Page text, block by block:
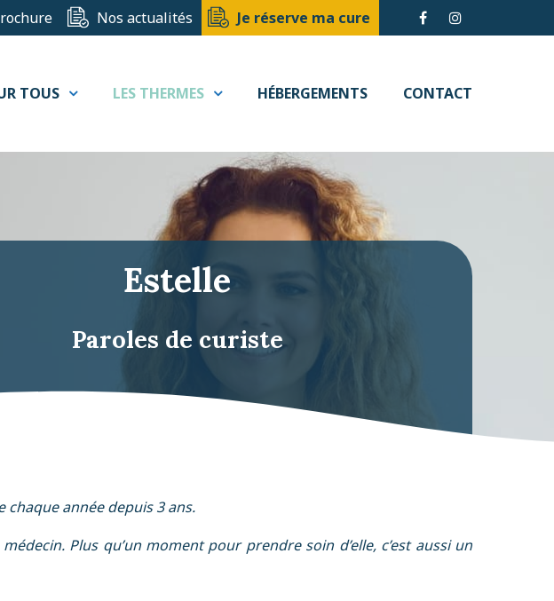
Nos actualités Je réserve ma cure
TOUS LES THERMES HÉBERGEMENTS CONTACT
Estelle
Paroles de curiste
chaque année depuis 3 ans.
Plus qu’un moment pour prendre soin d’elle, c’est aussi un